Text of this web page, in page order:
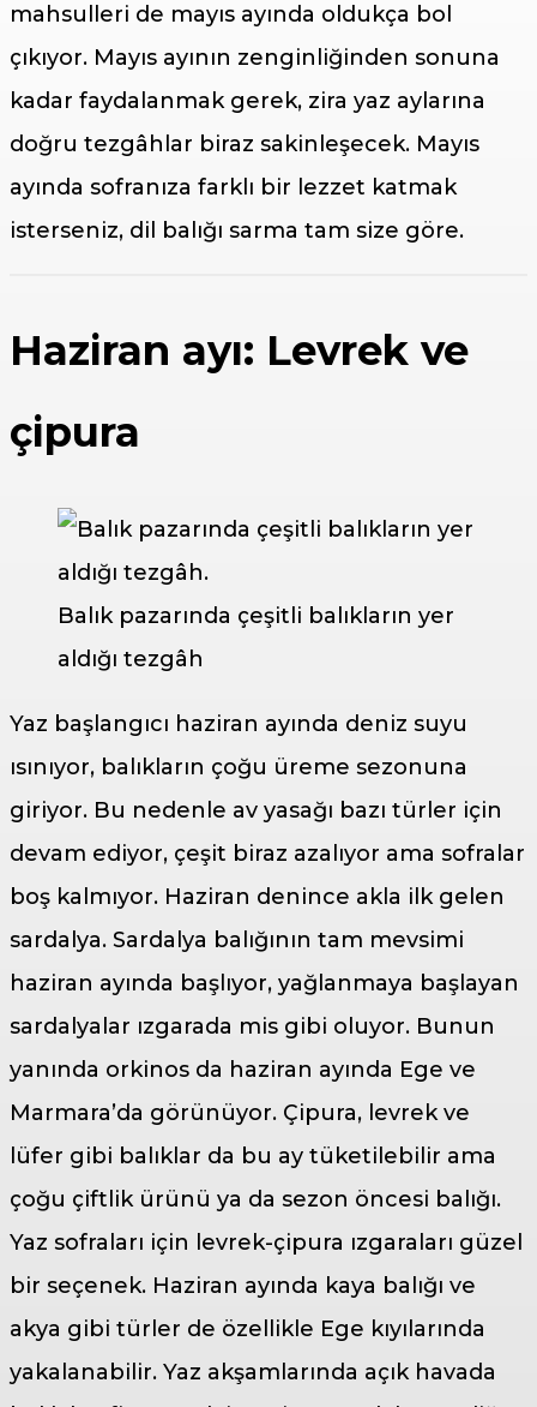
mahsulleri de mayıs ayında oldukça bol
çıkıyor. Mayıs ayının zenginliğinden sonuna
kadar faydalanmak gerek, zira yaz aylarına
doğru tezgâhlar biraz sakinleşecek. Mayıs
ayında sofranıza farklı bir lezzet katmak
isterseniz, dil balığı sarma tam size göre.
Haziran ayı: Levrek ve
çipura
Balık pazarında çeşitli balıkların yer
aldığı tezgâh
Yaz başlangıcı haziran ayında deniz suyu
ısınıyor, balıkların çoğu üreme sezonuna
giriyor. Bu nedenle av yasağı bazı türler için
devam ediyor, çeşit biraz azalıyor ama sofralar
boş kalmıyor. Haziran denince akla ilk gelen
sardalya. Sardalya balığının tam mevsimi
haziran ayında başlıyor, yağlanmaya başlayan
sardalyalar ızgarada mis gibi oluyor. Bunun
yanında orkinos da haziran ayında Ege ve
Marmara’da görünüyor. Çipura, levrek ve
lüfer gibi balıklar da bu ay tüketilebilir ama
çoğu çiftlik ürünü ya da sezon öncesi balığı.
Yaz sofraları için levrek-çipura ızgaraları güzel
bir seçenek. Haziran ayında kaya balığı ve
akya gibi türler de özellikle Ege kıyılarında
yakalanabilir. Yaz akşamlarında açık havada